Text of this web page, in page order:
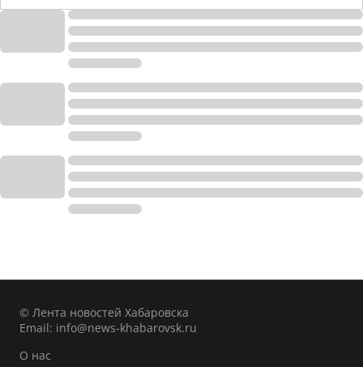
© Лента новостей Хабаровска
Email: info@news-khabarovsk.ru
О нас